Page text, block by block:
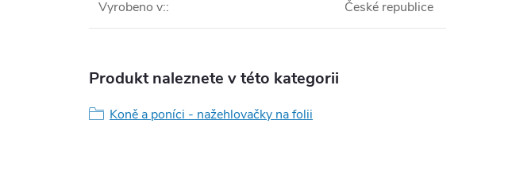
Vyrobeno v:: České republice
Produkt naleznete v této kategorii
Koně a poníci - nažehlovačky na folii